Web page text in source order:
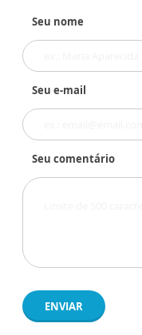
Seu nome
Seu e-mail
Seu comentário
ENVIAR